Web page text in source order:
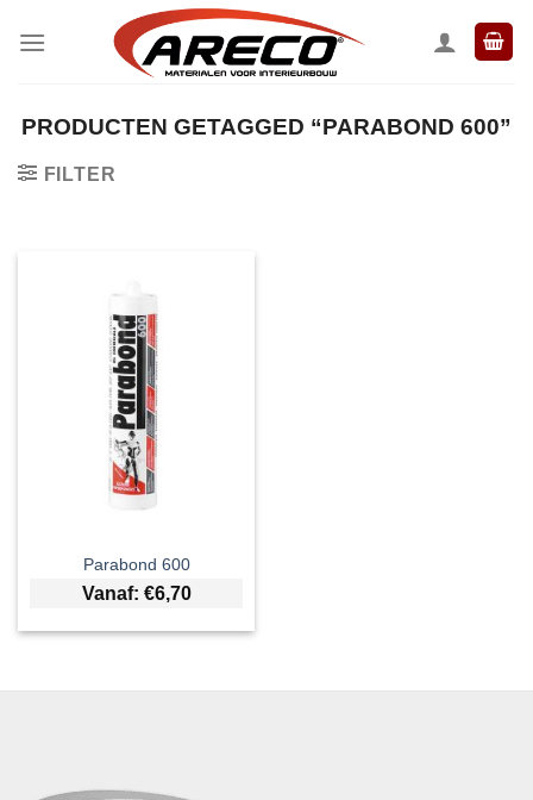
naar
PRODUCTEN GETAGGED “PARABOND 600”
FILTER
Parabond 600
Vanaf: €6,70